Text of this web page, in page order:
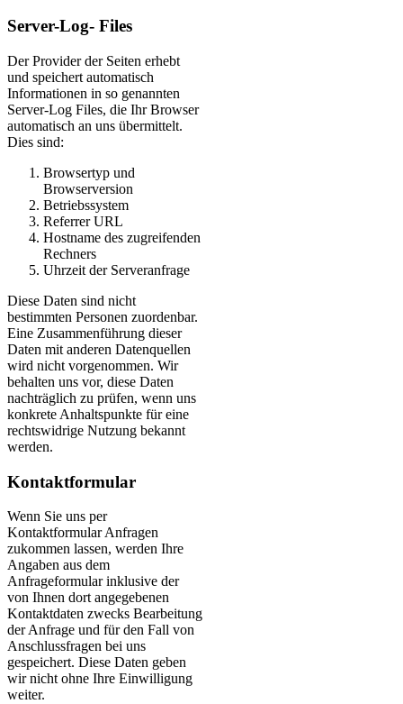
Server-Log- Files
Der Provider der Seiten erhebt
und speichert automatisch
Informationen in so genannten
Server-Log Files, die Ihr Browser
automatisch an uns übermittelt.
Dies sind:
Browsertyp und
Browserversion
Betriebssystem
Referrer URL
Hostname des zugreifenden
Rechners
Uhrzeit der Serveranfrage
Diese Daten sind nicht
bestimmten Personen zuordenbar.
Eine Zusammenführung dieser
Daten mit anderen Datenquellen
wird nicht vorgenommen. Wir
behalten uns vor, diese Daten
nachträglich zu prüfen, wenn uns
konkrete Anhaltspunkte für eine
rechtswidrige Nutzung bekannt
werden.
Kontaktformular
Wenn Sie uns per
Kontaktformular Anfragen
zukommen lassen, werden Ihre
Angaben aus dem
Anfrageformular inklusive der
von Ihnen dort angegebenen
Kontaktdaten zwecks Bearbeitung
der Anfrage und für den Fall von
Anschlussfragen bei uns
gespeichert. Diese Daten geben
wir nicht ohne Ihre Einwilligung
weiter.